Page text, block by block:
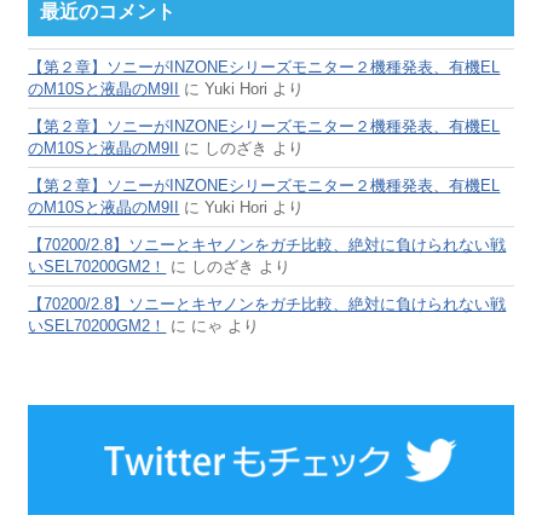
最近のコメント
【第２章】ソニーがINZONEシリーズモニター２機種発表、有機EL
のM10Sと液晶のM9II
にYuki Hori より
【第２章】ソニーがINZONEシリーズモニター２機種発表、有機EL
のM10Sと液晶のM9II
に しのざき より
【第２章】ソニーがINZONEシリーズモニター２機種発表、有機EL
のM10Sと液晶のM9II
にYuki Hori より
【70200/2.8】ソニーとキヤノンをガチ比較、絶対に負けられない戦
いSEL70200GM2！
に しのざき より
【70200/2.8】ソニーとキヤノンをガチ比較、絶対に負けられない戦
いSEL70200GM2！
に にゃ より